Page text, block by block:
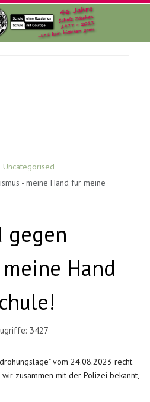
Uncategorised
- meine Hand für meine
gegen
meine Hand
3427
vom 24.08.2023 recht
zusammen mit der Polizei bekannt,